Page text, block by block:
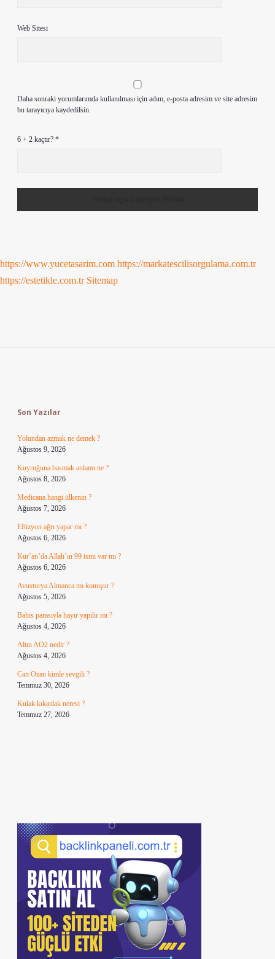
Web Sitesi
Daha sonraki yorumlarımda kullanılması için adım, e-posta adresim ve site adresim
bu tarayıcıya kaydedilsin.
6 + 2 kaçtır? *
https://www.yucetasarim.com https://markatescilisorgulama.com.tr
https://estetikle.com.tr Sitemap
Son Yazılar
Yolundan azmak ne demek ?
Ağustos 9, 2026
Kuyruğuna basmak anlamı ne ?
Ağustos 8, 2026
Medicana hangi ülkenin ?
Ağustos 7, 2026
Efüzyon ağrı yapar mı ?
Ağustos 6, 2026
Kur’an’da Allah’ın 99 ismi var mı ?
Ağustos 6, 2026
Avusturya Almanca mı konuşur ?
Ağustos 5, 2026
Bahis parasıyla hayır yapılır mı ?
Ağustos 4, 2026
Altın AO2 nedir ?
Ağustos 4, 2026
Can Ozan kimle sevgili ?
Temmuz 30, 2026
Kulak kıkırdak neresi ?
Temmuz 27, 2026